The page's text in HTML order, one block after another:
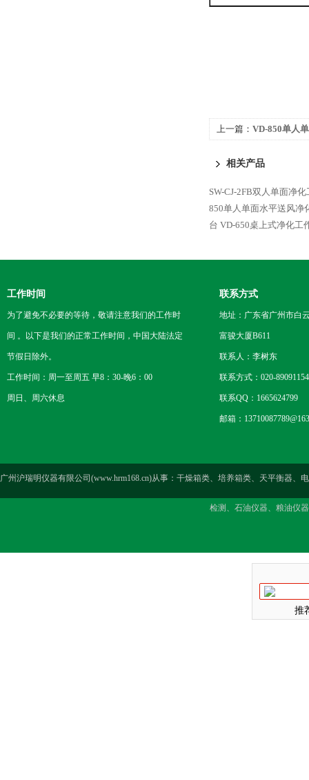
上一篇： VD-850单人
相关产品
SW-CJ-2FB双人单面净
850单人单面水平送风净
台 VD-650桌上式净化工
工作时间
为了避免不必要的等待，敬请注意我们的工作时
间 。以下是我们的正常工作时间，中国大陆法定
节假日除外。
工作时间：周一至周五 早8：30-晚6：00
周日、周六休息
联系方式
地址：广东省广州市白
富骏大厦B611
联系人：李树东
联系方式：020-89091154
联系QQ：1665624799
邮箱：
广州沪瑞明仪器有限公司(www.hrm168.cn)从事：干燥箱类、培养箱类、天平衡器
检测、石油仪器、粮油仪
推